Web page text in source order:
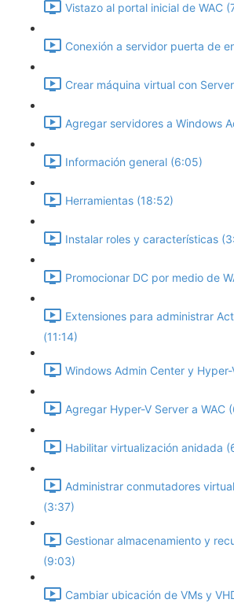
Vistazo al portal inicial de WAC
Conexión a servidor puerta de
Crear máquina virtual con
Agregar servidores a Windows
Información general (6:05)
Herramientas (18:52)
Instalar roles y características
Promocionar DC por medio de
Extensiones para administrar
(11:14)
Windows Admin Center y
Agregar Hyper-V Server a WAC
Habilitar virtualización anidada
Administrar conmutadores
(3:37)
Gestionar almacenamiento y
(9:03)
Cambiar ubicación de VMs y